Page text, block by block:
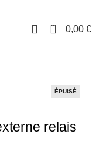
0 0,00 €
ÉPUISÉ
relais